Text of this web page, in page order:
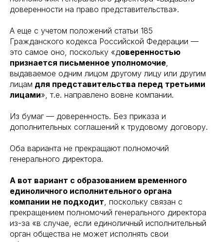
доверенности на право представительства».
А еще с учетом положений статьи 185
Гражданского кодекса Российской Федерации —
это самое оно, поскольку «доверенностью
признается письменное уполномочие,
выдаваемое одним лицом другому лицу или другим
лицам для представительства перед третьими
лицами», т.е. направлено вовне компании.
Из бумаг — доверенность. Без приказа и
дополнительных соглашений к трудовому договору.
Оба варианта не прекращают полномочий
генерального директора.
А вот вариант с образованием временного
единоличного исполнительного органа
компании не подходит, поскольку связан с
прекращением полномочий генерального директора
из-за «в случае, если единоличный исполнительный
орган общества не может исполнять свои